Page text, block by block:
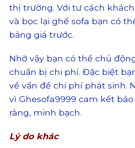
thị trường. Với tư cách
và bọc lại ghế sofa bạn có
bảng giá trước.
Nhờ vậy bạn có thể chủ
chuẩn bị chi phí. Đặc biệt
về vấn đề chi phí phát sinh.
vì Ghesofa9999 cam kết
ràng, minh bạch.
Lý do khác